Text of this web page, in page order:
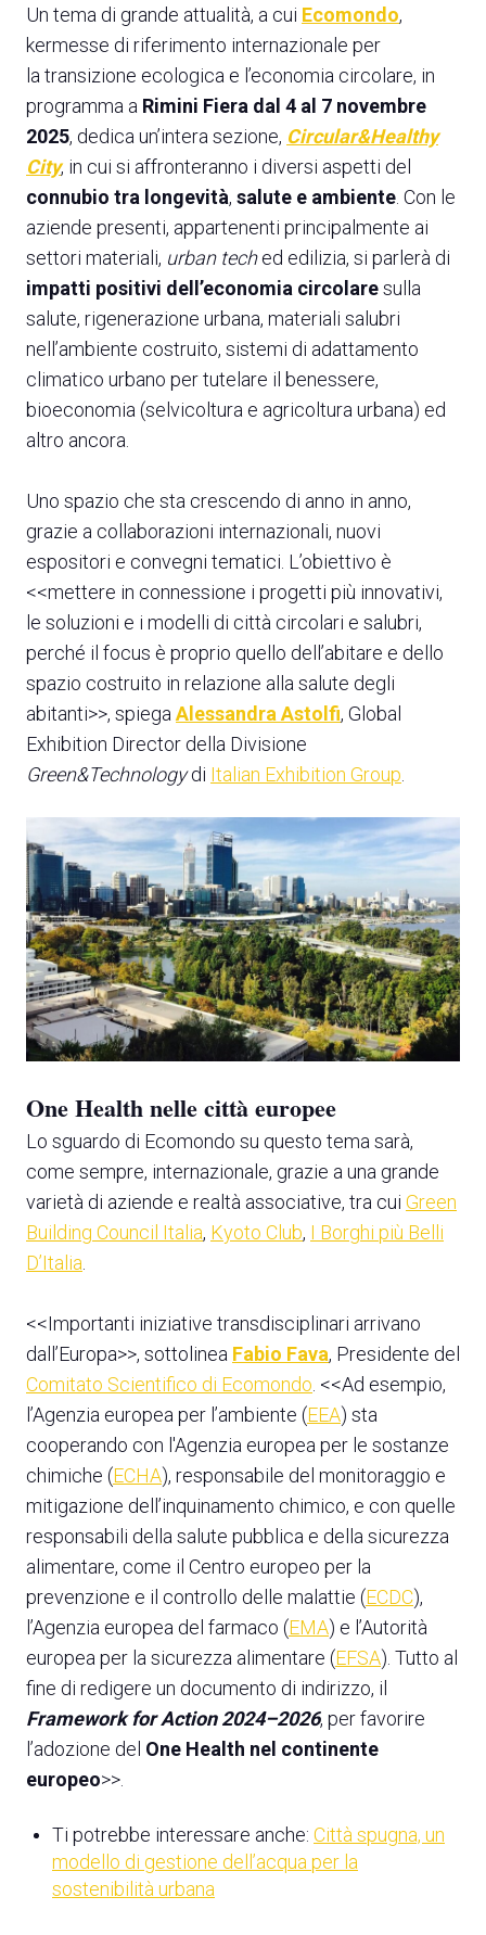
Un tema di grande attualità, a cui Ecomondo,
kermesse di riferimento internazionale per
la transizione ecologica e l’economia circolare, in
programma a Rimini Fiera dal 4 al 7 novembre
2025, dedica un’intera sezione, Circular&Healthy
City, in cui si affronteranno i diversi aspetti del
connubio tra longevità, salute e ambiente . Con le
aziende presenti, appartenenti principalmente ai
settori materiali, urban teched edilizia, si parlerà di
impatti positivi dell’economia circolaresulla
salute, rigenerazione urbana, materiali salubri
nell’ambiente costruito, sistemi di adattamento
climatico urbano per tutelare il benessere,
bioeconomia (selvicoltura e agricoltura urbana) ed
altro ancora.
Uno spazio che sta crescendo di anno in anno,
grazie a collaborazioni internazionali, nuovi
espositori e convegni tematici. L’obiettivo è
<<mettere in connessione i progetti più innovativi,
le soluzioni e i modelli di città circolari e salubri,
perché il focus è proprio quello dell’abitare e dello
spazio costruito in relazione alla salute degli
abitanti>>, spiega Alessandra Astolfi, Global
Exhibition Director della Divisione
Green&Technologydi Italian Exhibition Group
One Health nelle città europee
Lo sguardo di Ecomondo su questo tema sarà,
come sempre, internazionale, grazie a una grande
varietà di aziende e realtà associative, tra cui Green
Building Council Italia, Kyoto Club, I Borghi più Belli
D’Italia
<<Importanti iniziative transdisciplinari arrivano
dall’Europa>>, sottolinea Fabio Fava, Presidente del
Comitato Scientifico di Ecomondo . <<Ad esempio,
l’Agenzia europea per l’ambiente (EEA) sta
cooperando con l'Agenzia europea per le sostanze
chimiche (ECHA), responsabile del monitoraggio e
mitigazione dell’inquinamento chimico, e con quelle
responsabili della salute pubblica e della sicurezza
alimentare, come il Centro europeo per la
prevenzione e il controllo delle malattie (ECDC),
l’Agenzia europea del farmaco (EMA) e l’Autorità
europea per la sicurezza alimentare (EFSA). Tutto al
fine di redigere un documento di indirizzo, il
Framework for Action 2024–2026, per favorire
l’adozione del One Health nel continente
europeo>>.
Ti potrebbe interessare anche: Città spugna, un
modello di gestione dell’acqua per la
sostenibilità urbana